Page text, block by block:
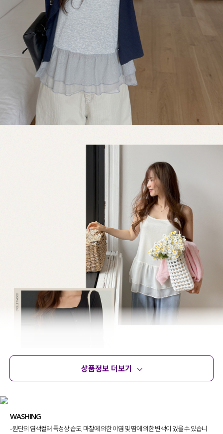
상품정보 더보기
WASHING
- 원단의 염색컬러 특성상 습도, 마찰에 의한 이염 및 땀에 의한 변색이 있을 수 있습니